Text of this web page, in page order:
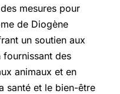
mesures pour
de Diogène
un soutien aux
fournissant des
animaux et en
santé et le bien-être